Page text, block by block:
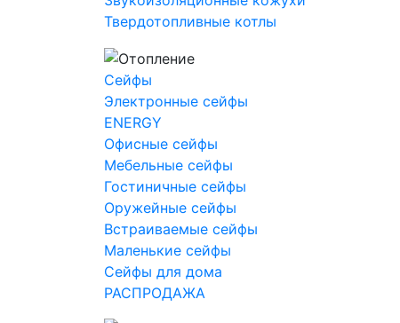
Твердотопливные котлы
Сейфы
Электронные сейфы
ENERGY
Офисные сейфы
Мебельные сейфы
Гостиничные сейфы
Оружейные сейфы
Встраиваемые сейфы
Маленькие сейфы
Сейфы для дома
РАСПРОДАЖА